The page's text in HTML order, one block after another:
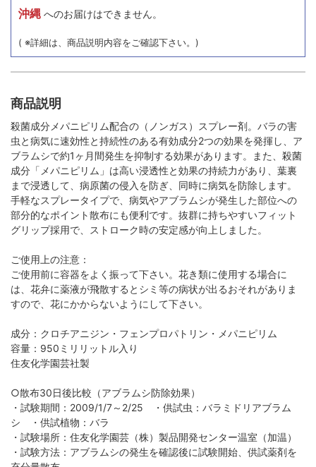
沖縄 へのお届けはできません。
( ※詳細は、商品説明内容をご確認下さい。)
商品説明
殺菌成分メパニピリム配合の（ノンガス）スプレー剤。バラの害
虫と病気に速効性と持続性のある有効成分2つの効果を発揮し、ア
ブラムシで約1ヶ月間発生を抑制する効果があります。また、殺菌
成分「メパニピリム」は高い浸透性と効果の持続力があり、葉裏
まで浸透して、病原菌の侵入を防ぎ、同時に病気を防除します。
手軽なスプレータイプで、病気やアブラムシが発生した部位への
部分的なポイント散布にも便利です。抜群に持ちやすいフィット
グリップ採用で、ストローク時の安定感が向上しました。
ご使用上の注意：
ご使用前に容器をよく振って下さい。花き類に使用する場合に
は、花弁に薬液が飛散するとシミ等の病状が出るおそれがありま
すので、花にかからないようにして下さい。
成分：クロチアニジン・フェンプロパトリン・メパニピリム
容量：950ミリリットル入り
住友化学園芸社製
○散布30日後比較（アブラムシ防除効果）
・試験期間：2009/1/7～2/25 ・供試虫：バラミドリアブラム
シ ・供試植物：バラ
・試験場所：住友化学園芸（株）製品開発センター温室（加温）
・試験方法：アブラムシの発生を確認後に試験開始、供試薬剤を